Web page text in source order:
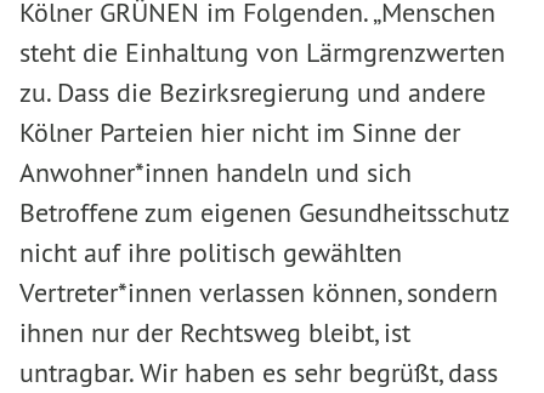
Kölner GRÜNEN im Folgenden. „Menschen
steht die Einhaltung von Lärmgrenzwerten
zu. Dass die Bezirksregierung und andere
Kölner Parteien hier nicht im Sinne der
Anwohner*innen handeln und sich
Betroffene zum eigenen Gesundheitsschutz
nicht auf ihre politisch gewählten
Vertreter*innen verlassen können, sondern
ihnen nur der Rechtsweg bleibt, ist
untragbar. Wir haben es sehr begrüßt, dass